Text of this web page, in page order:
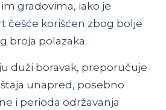
gradovima, iako je
češće korišćen zbog bolje
broja polazaka.
duži boravak, preporučuje
unapred, posebno
i perioda održavanja